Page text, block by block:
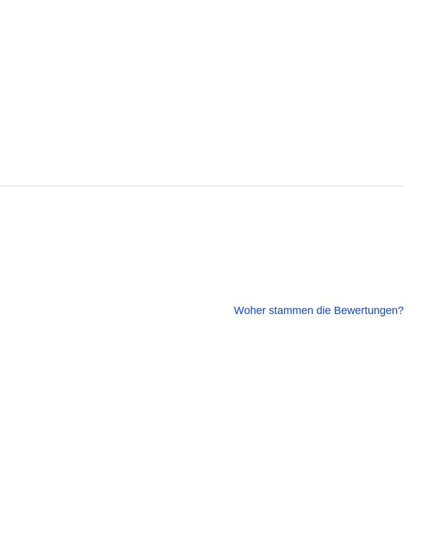
Woher stammen die Bewertungen?